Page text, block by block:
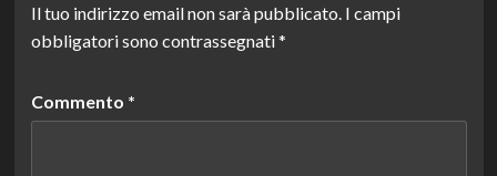
Il tuo indirizzo email non sarà pubblicato. I campi
obbligatori sono contrassegnati*
Commento *